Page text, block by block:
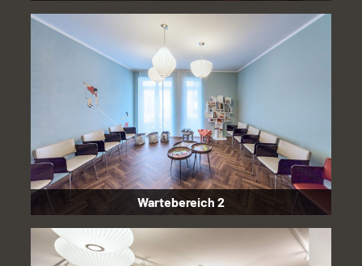
Wartebereich 2